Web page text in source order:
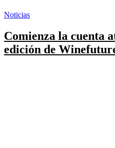
Noticias
Comienza la cuenta
edición de